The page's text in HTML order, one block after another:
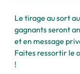
Le tirage au sort
gagnants seront
et en message
Faites ressortir le
!